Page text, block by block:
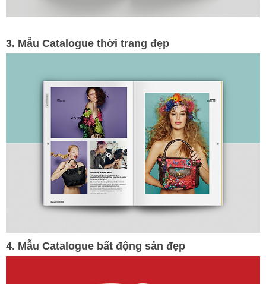
3. Mẫu Catalogue thời trang đẹp
4. Mẫu Catalogue bất động sản đẹp